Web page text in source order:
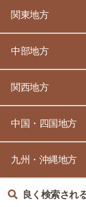
関東地方
中部地方
関西地方
中国・四国地方
九州・沖縄地方
良く検索され